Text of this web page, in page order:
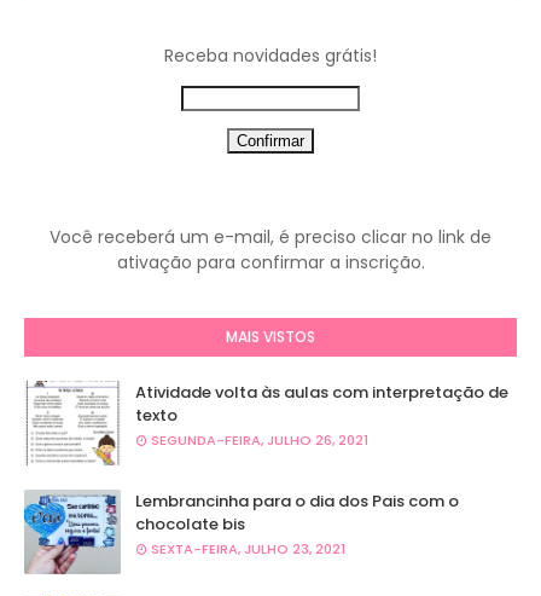
Receba novidades grátis!
Você receberá um e-mail, é preciso clicar no link de
ativação para confirmar a inscrição.
MAIS VISTOS
Atividade volta às aulas com interpretação de
texto
SEGUNDA-FEIRA, JULHO 26, 2021
Lembrancinha para o dia dos Pais com o
chocolate bis
SEXTA-FEIRA, JULHO 23, 2021